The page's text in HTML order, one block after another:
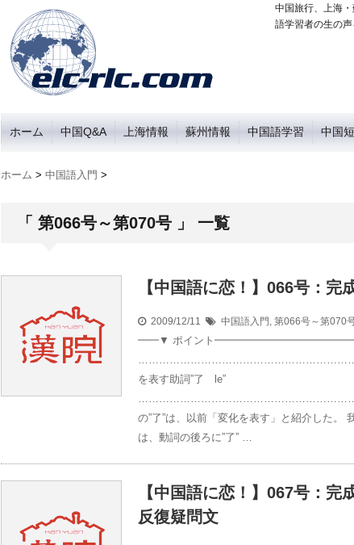
中国旅行、上海
語学習者の生の
ホーム 中国Q&A 上海情報 蘇州情報 中国語学習 中国
ホーム > 中国語入門 >
「 第066号～第070号 」 一覧
【中国語に恋！】066号：完
2009/12/11 中国語入門 , 第066号～第070
━━▼ ポイント
を表す助詞”了 le”
の”了”は、以前「変化を表す」と紹介した。
は、動詞の後ろに”了” …
【中国語に恋！】067号：完
反復疑問文